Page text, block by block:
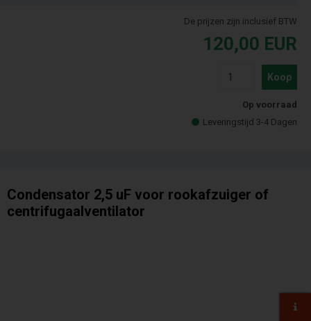
De prijzen zijn inclusief BTW
120,00 EUR
Koop
Op voorraad
Leveringstijd 3-4 Dagen
Condensator 2,5 uF voor rookafzuiger of
centrifugaalventilator